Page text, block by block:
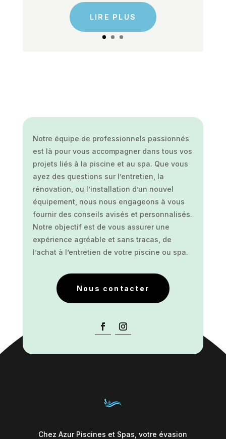
LIRE PLUS
Notre équipe de professionnels passionnés
est là pour vous accompagner dans tous vos
projets liés à la piscine et au spa. Que vous
ayez des questions sur l’entretien, la
rénovation, ou l’installation d’un nouvel
équipement, nous nous engageons à vous
fournir des conseils avisés et personnalisés.
Notre objectif est de vous assurer une
expérience agréable et sans tracas, de
l’achat à l’entretien de votre piscine ou spa.
Nous contacter
Chez Azur Piscines et Spas, votre évasion